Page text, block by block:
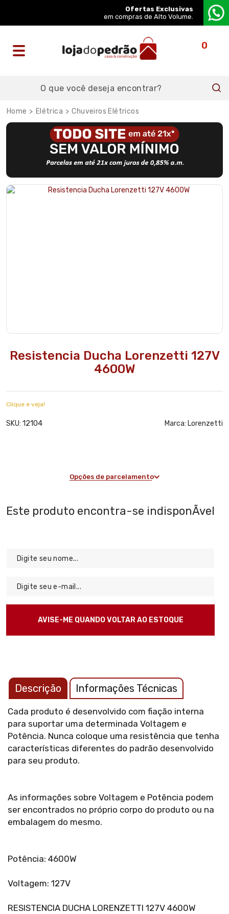
Ofertas Exclusivas
em compras de Alto Volume.
0
Elétrica Chuveiros Elétricos
Resistencia Ducha Lorenzetti 127V
4600W
Clique e veja!
SKU: 12104 Marca: Lorenzetti
Opções de parcelamento
Descrição Informações Técnicas
Cada produto é desenvolvido com fiação interna
para suportar uma determinada Voltagem e
Potência. Nunca coloque uma resistência que tenha
características diferentes do padrão desenvolvido
para seu produto.
As informações sobre Voltagem e Potência podem
ser encontrados no próprio corpo do produto ou na
embalagem do mesmo.
Potência: 4600W
Voltagem: 127V
RESISTENCIA DUCHA LORENZETTI 127V 4600W